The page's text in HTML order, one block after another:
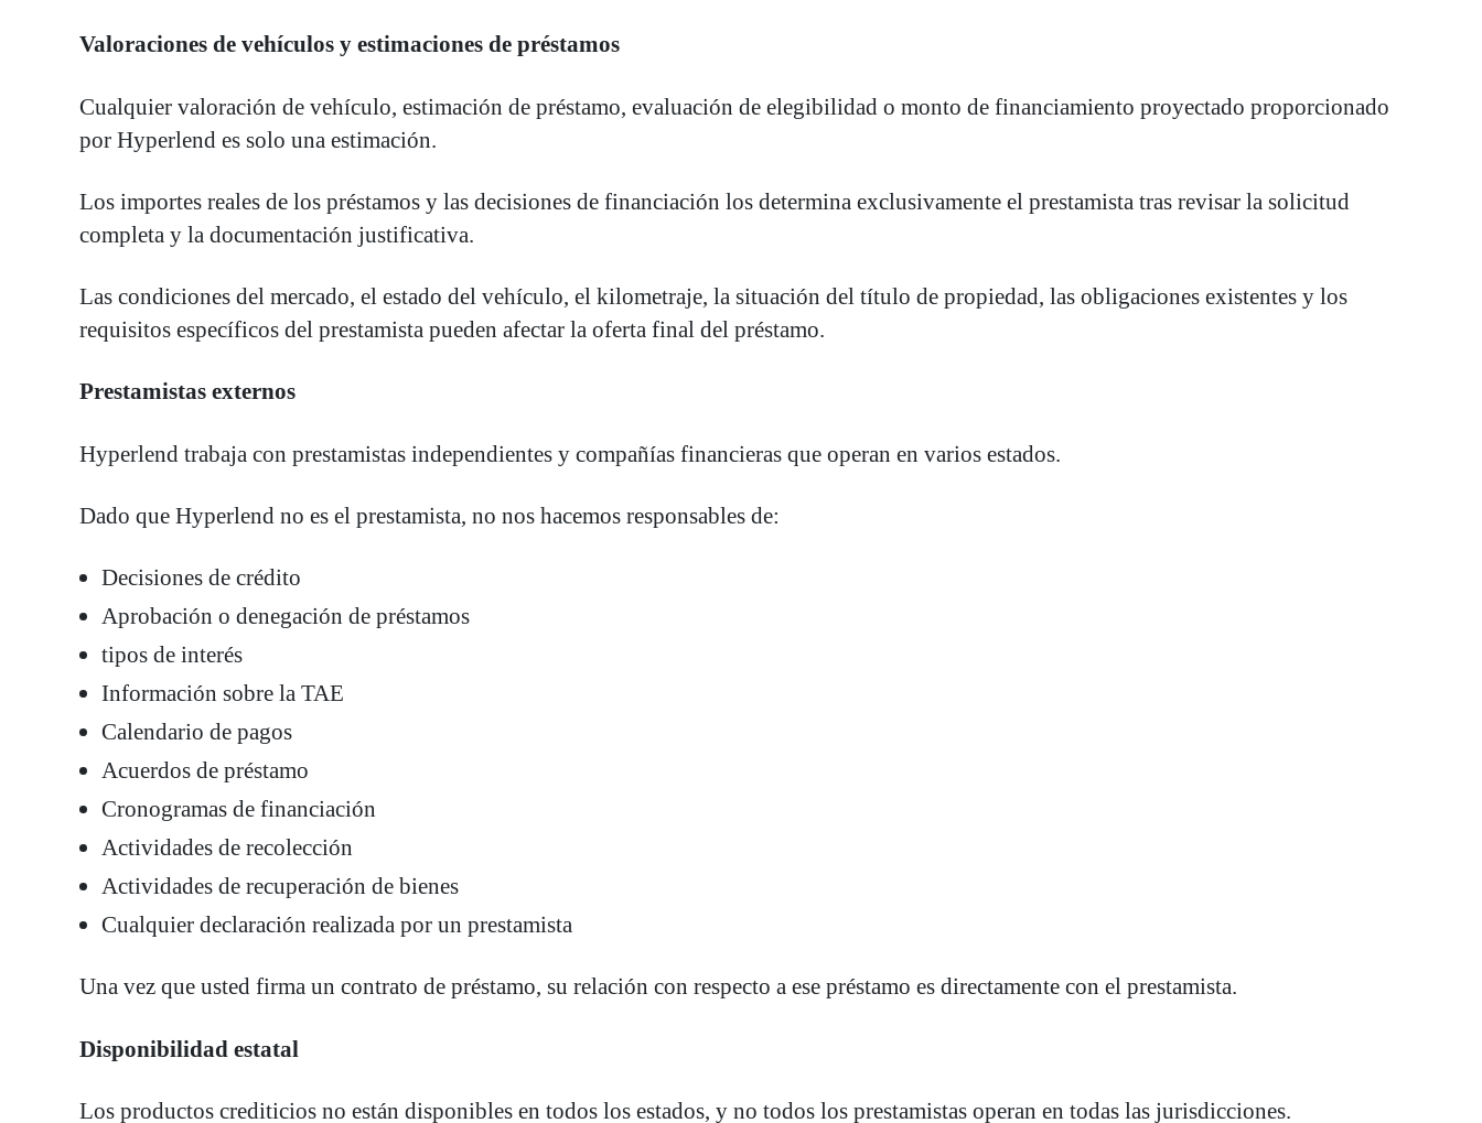
Valoraciones de vehículos y estimaciones de préstamos
Cualquier valoración de vehículo, estimación de préstamo, evaluación de elegibilidad o monto de financiamiento proyectado proporcionado
por Hyperlend es solo una estimación.
Los importes reales de los préstamos y las decisiones de financiación los determina exclusivamente el prestamista tras revisar la solicitud
completa y la documentación justificativa.
Las condiciones del mercado, el estado del vehículo, el kilometraje, la situación del título de propiedad, las obligaciones existentes y los
requisitos específicos del prestamista pueden afectar la oferta final del préstamo.
Prestamistas externos
Hyperlend trabaja con prestamistas independientes y compañías financieras que operan en varios estados.
Dado que Hyperlend no es el prestamista, no nos hacemos responsables de:
Decisiones de crédito
Aprobación o denegación de préstamos
tipos de interés
Información sobre la TAE
Calendario de pagos
Acuerdos de préstamo
Cronogramas de financiación
Actividades de recolección
Actividades de recuperación de bienes
Cualquier declaración realizada por un prestamista
Una vez que usted firma un contrato de préstamo, su relación con respecto a ese préstamo es directamente con el prestamista.
Disponibilidad estatal
Los productos crediticios no están disponibles en todos los estados, y no todos los prestamistas operan en todas las jurisdicciones.